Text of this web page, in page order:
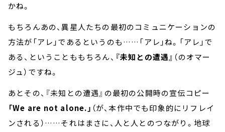
かね。
もちろんあの、異星人たちの最初のコミュニケーションの
方法が「アレ」であるというのも……「アレ」ね。「アレ」で
ある、ということももちろん、 『未知との遭遇』 （のオマー
ジュ）ですね。
あとその、『未知との遭遇』の最初の公開時の宣伝コピー
「We are not alone.」 （が、本作中でも印象的にリフレイ
ンされる）……それはまさに、人と人とのつながり。地球